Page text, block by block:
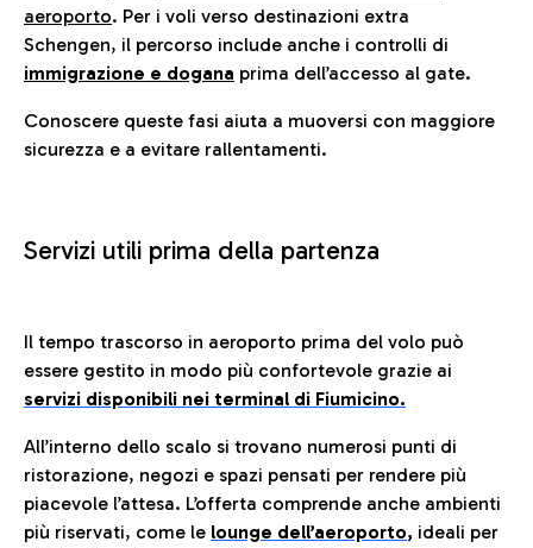
aeroporto. Per i voli verso destinazioni extra
Schengen, il percorso include anche i controlli di
immigrazione e dogana prima dell’accesso al gate.
Conoscere queste fasi aiuta a muoversi con maggiore
sicurezza e a evitare rallentamenti.
Servizi utili prima della partenza
Il tempo trascorso in aeroporto prima del volo può
essere gestito in modo più confortevole grazie ai
servizi disponibili nei terminal di Fiumicino.
All’interno dello scalo si trovano numerosi punti di
ristorazione, negozi e spazi pensati per rendere più
piacevole l’attesa. L’offerta comprende anche ambienti
più riservati, come le lounge dell’aeroporto, ideali per